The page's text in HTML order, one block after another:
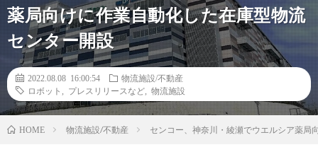
薬局向けに作業自動化した在庫型物流
センター開設
2022.08.08 16:00:54
物流施設/不動産
ロボット
プレスリリースなど 物流施設
HOME 物流施設/不動産 センコー、神奈川・綾瀬でウエルシア薬局